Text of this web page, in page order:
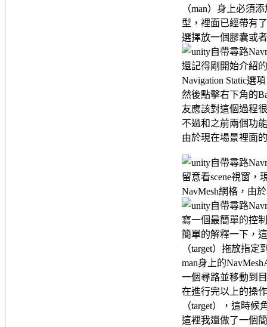
（man）身上必須
型，裡面已經帶有
選擇放一個膠囊或
還記得剛開始介紹
Navigation Static選
然後點擊右下角的
友應該對這個過程
不過和之前兩個功
由於現在場景裡面
留意看scene視窗
NavMesh網格，由
寫一個最簡單的控
簡單的解釋一下，
（target）拖放指
man身上的
一個尋路並移動到
在進行完以上的操
（target），這時
這裡我還做了一個